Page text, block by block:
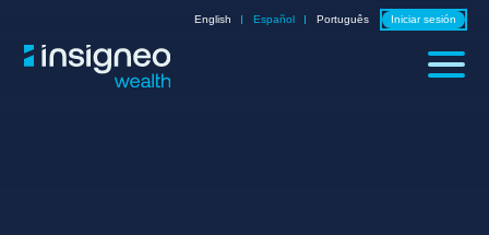
English Español Português Iniciar sesión